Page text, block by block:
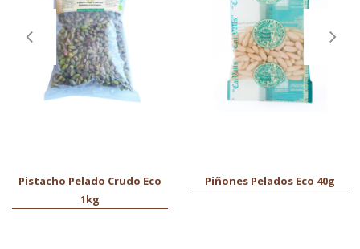
Pistacho Pelado Crudo Eco
1kg
Piñones Pelados Eco 40g